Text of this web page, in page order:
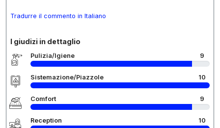
Tradurre il commento in Italiano
I giudizi in dettaglio
Pulizia/Igiene 9
Sistemazione/Piazzole 10
Comfort 9
Reception 10